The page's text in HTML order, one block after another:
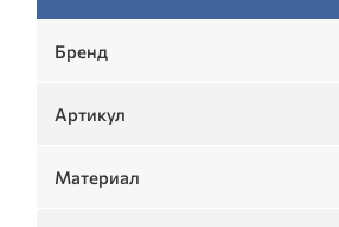
Бренд
Артикул
Материал